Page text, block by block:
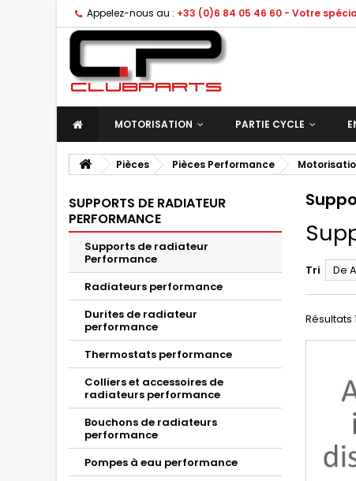
Appelez-nous au : +33 (0)6 84 05 46 60 - Votre
MOTORISATION PARTIE CYCLE
Pièces Pièces Performance
SUPPORTS DE RADIATEUR
PERFORMANCE
Supports de radiateur
Performance
Radiateurs performance
Durites de radiateur
performance
Thermostats performance
Colliers et accessoires de
radiateurs performance
Bouchons de radiateurs
performance
Pompes à eau performance
Tri De
Résultats